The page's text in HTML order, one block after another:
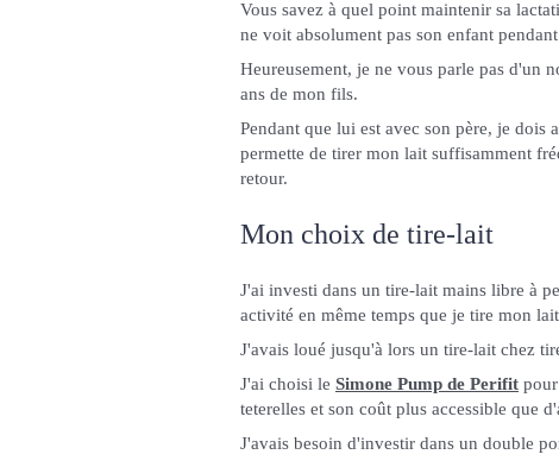
Vous savez à quel point maintenir sa
ne voit absolument pas son enfant
Heureusement, je ne vous parle pas d'un
ans de mon fils.
Pendant que lui est avec son père, je
permette de tirer mon lait suffisamment
retour.
Mon choix de tire-lait
J'ai investi dans un tire-lait mains libre à
activité en même temps que je tire mon
J'avais loué jusqu'à lors un tire-lait chez
J'ai choisi le Simone Pump de Perifit
teterelles et son coût plus accessible que
J'avais besoin d'investir dans un double